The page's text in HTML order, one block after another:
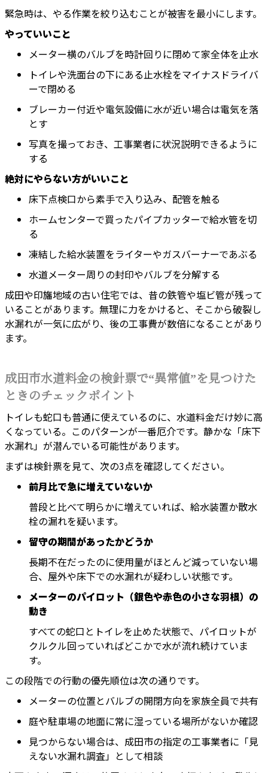
緊急時は、やる作業を絞り込むことが被害を最小にします。
やっていいこと
メーター横のバルブを時計回りに閉めて家全体を止水
トイレや洗面台の下にある止水栓をマイナスドライバ
ーで閉める
ブレーカー付近や電気設備に水が近い場合は電気を落
とす
写真を撮っておき、工事業者に状況説明できるように
する
絶対にやらない方がいいこと
床下点検口から素手で入り込み、配管を触る
ホームセンターで買ったパイプカッターで給水管を切
る
凍結した給水装置をライターやガスバーナーであぶる
水道メーター周りの封印やバルブを分解する
成田や印旛地域の古い住宅では、昔の鉄管や塩ビ管が残って
いることがあります。無理に力をかけると、そこから破裂し
水漏れが一気に広がり、後の工事費が数倍になることがあり
ます。
成田市水道料金の検針票で“異常値”を見つけた
ときのチェックポイント
トイレも蛇口も普通に使えているのに、水道料金だけ妙に高
くなっている。このパターンが一番厄介です。静かな「床下
水漏れ」が潜んでいる可能性があります。
まずは検針票を見て、次の3点を確認してください。
前月比で急に増えていないか
普段と比べて明らかに増えていれば、給水装置か散水
栓の漏れを疑います。
留守の期間があったかどうか
長期不在だったのに使用量がほとんど減っていない場
合、屋外や床下での水漏れが疑わしい状態です。
メーターのパイロット（銀色や赤色の小さな羽根）の
動き
すべての蛇口とトイレを止めた状態で、パイロットが
クルクル回っていればどこかで水が流れ続けていま
す。
この段階での行動の優先順位は次の通りです。
メーターの位置とバルブの開閉方向を家族全員で共有
庭や駐車場の地面に常に湿っている場所がないか確認
見つからない場合は、成田市の指定の工事業者に「見
えない水漏れ調査」として相談